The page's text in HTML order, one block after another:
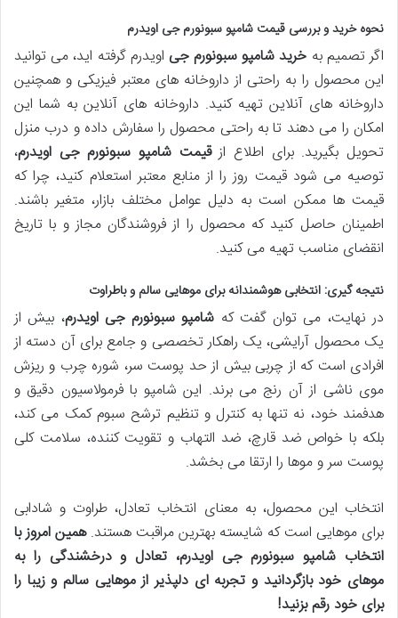
نحوه خرید و بررسی قیمت شامپو سبونورم جی اویدرم
اگر تصمیم به خرید شامپو سبونورم جی اویدرم گرفته اید، می توانید
این محصول را به راحتی از داروخانه های معتبر فیزیکی و همچنین
داروخانه های آنلاین تهیه کنید. داروخانه های آنلاین به شما این
امکان را می دهند تا به راحتی محصول را سفارش داده و درب منزل
تحویل بگیرید. برای اطلاع ازقیمت شامپو سبونورم جی اویدرم،
توصیه می شود قیمت روز را از منابع معتبر استعلام کنید، چرا که
قیمت ها ممکن است به دلیل عوامل مختلف بازار، متغیر باشند.
اطمینان حاصل کنید که محصول را از فروشندگان مجاز و با تاریخ
انقضای مناسب تهیه می کنید.
نتیجه گیری: انتخابی هوشمندانه برای موهایی سالم و باطراوت
در نهایت، می توان گفت که شامپو سبونورم جی اویدرم، بیش از
یک محصول آرایشی، یک راهکار تخصصی و جامع برای آن دسته از
افرادی است که از چربی بیش از حد پوست سر، شوره چرب و ریزش
موی ناشی از آن رنج می برند. این شامپو با فرمولاسیون دقیق و
هدفمند خود، نه تنها به کنترل و تنظیم ترشح سبوم کمک می کند،
بلکه با خواص ضد قارچ، ضد التهاب و تقویت کننده، سلامت کلی
پوست سر و موها را ارتقا می بخشد.
انتخاب این محصول، به معنای انتخاب تعادل، طراوت و شادابی
برای موهایی است که شایسته بهترین مراقبت هستند.همین امروز با
انتخاب شامپو سبونورم جی اویدرم، تعادل و درخشندگی را به
موهای خود بازگردانید و تجربه ای دلپذیر از موهایی سالم و زیبا را
برای خود رقم بزنید!